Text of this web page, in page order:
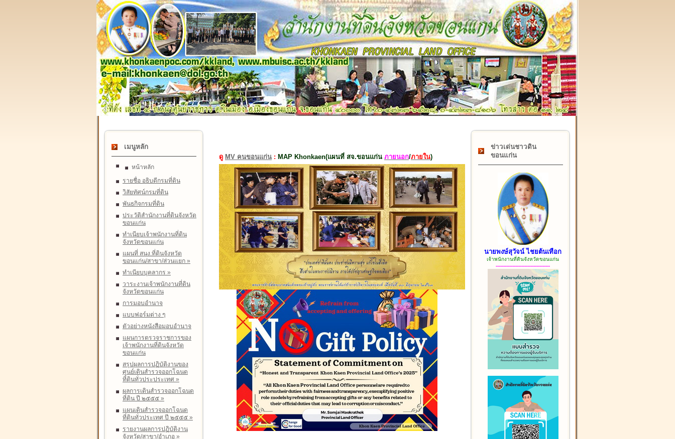
เมนูหลัก
หน้าหลัก
รายชื่อ อธิบดีกรมที่ดิน
วิสัยทัศน์กรมที่ดิน
พันธกิจกรมที่ดิน
ประวัติสำนักงานที่ดินจังหวัด
ขอนแก่น
ทำเนียบเจ้าพนักงานที่ดิน
จังหวัดขอนแก่น
แผนที่ สนง.ที่ดินจังหวัด
ขอนแก่น/สาขา/ส่วนแยก »
ทำเนียบบุคลากร »
วาระงานเจ้าพนักงานที่ดิน
จังหวัดขอนแก่น
การมอบอำนาจ
แบบฟอร์มต่าง ๆ
ตัวอย่างหนังสือมอบอำนาจ
แผนการตรวจราชการของ
เจ้าพนักงานที่ดินจังหวัด
ขอนแก่น
สรุปผลการปฏิบัติงานของ
ศูนย์เดินสำรวจออกโฉนด
ที่ดินทั่วประประเทศ »
ผลการเดินสำรวจออกโฉนด
ที่ดิน ปี ๒๕๕๕ »
แผนเดินสำรวจออกโฉนด
ที่ดินทั่วประเทศ ปี ๒๕๕๕ »
รายงานผลการปฏิบัติงาน
จังหวัด/สาขา/อำเภอ »
๑๗ กุมภาพันธ์ "วันคล้ายวันสถาปนากรมที่ดิน" ครบรอบ ๑๒๒
ดู MV คนขอนแก่น : MAP Khonkaen(แผนที่ สจ.ขอนแก่น ภายนอก/ภายใน)
ข่าวเด่นชาวดิน
ขอนแก่น
นายพงษ์สุวัจน์ ไชยต้นเทือก
เจ้าพนักงานที่ดินจังหวัดขอนแก่น
------------------------------------